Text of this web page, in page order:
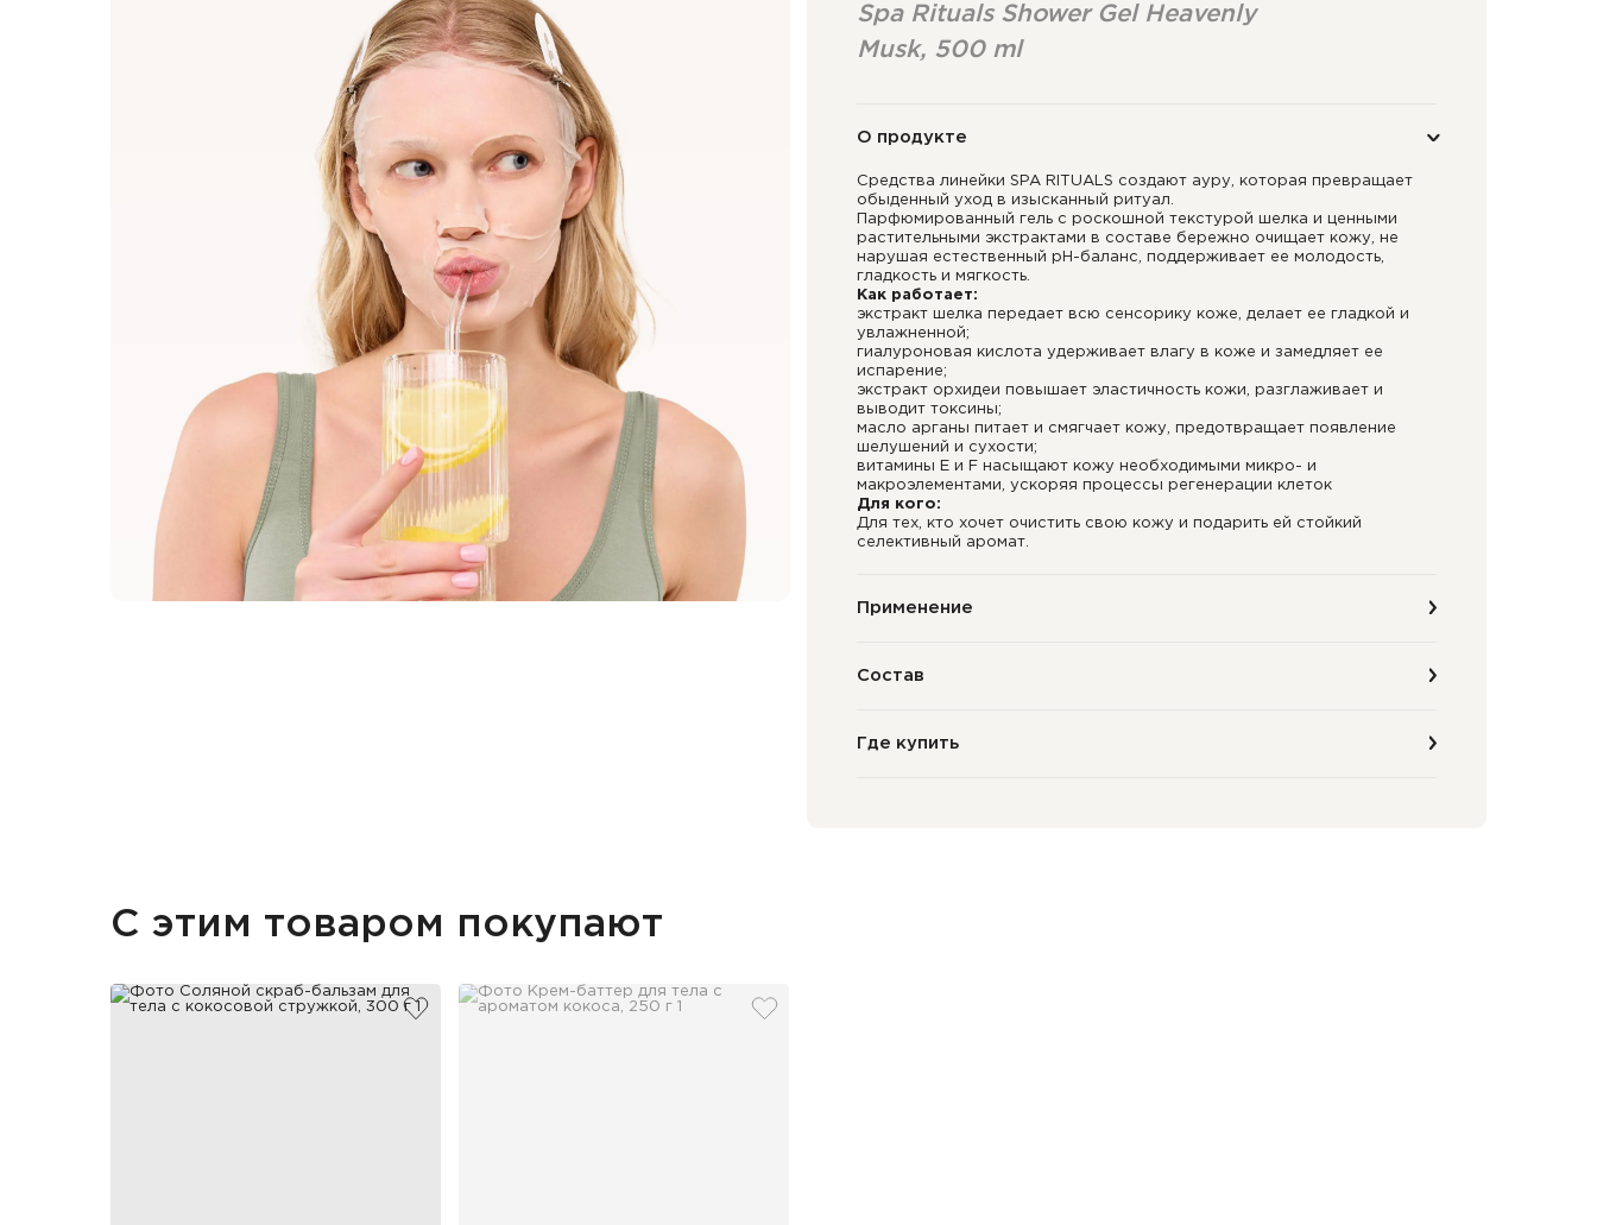
Spa Rituals Shower Gel Heavenly
Musk, 500 ml
О продукте
Средства линейки SPA RITUALS создают ауру, которая превращает
обыденный уход в изысканный ритуал.
Парфюмированный гель с роскошной текстурой шелка и ценными
растительными экстрактами в составе бережно очищает кожу, не
нарушая естественный pH-баланс, поддерживает ее молодость,
гладкость и мягкость.
Как работает:
экстракт шелка передает всю сенсорику коже, делает ее гладкой и
увлажненной;
гиалуроновая кислота удерживает влагу в коже и замедляет ее
испарение;
экстракт орхидеи повышает эластичность кожи, разглаживает и
выводит токсины;
масло арганы питает и смягчает кожу, предотвращает появление
шелушений и сухости;
витамины E и F насыщают кожу необходимыми микро- и
макроэлементами, ускоряя процессы регенерации клеток
Для кого:
Для тех, кто хочет очистить свою кожу и подарить ей стойкий
селективный аромат.
Применение
Состав
Где купить
С этим товаром покупают
добавить в избранное добавить в избранное